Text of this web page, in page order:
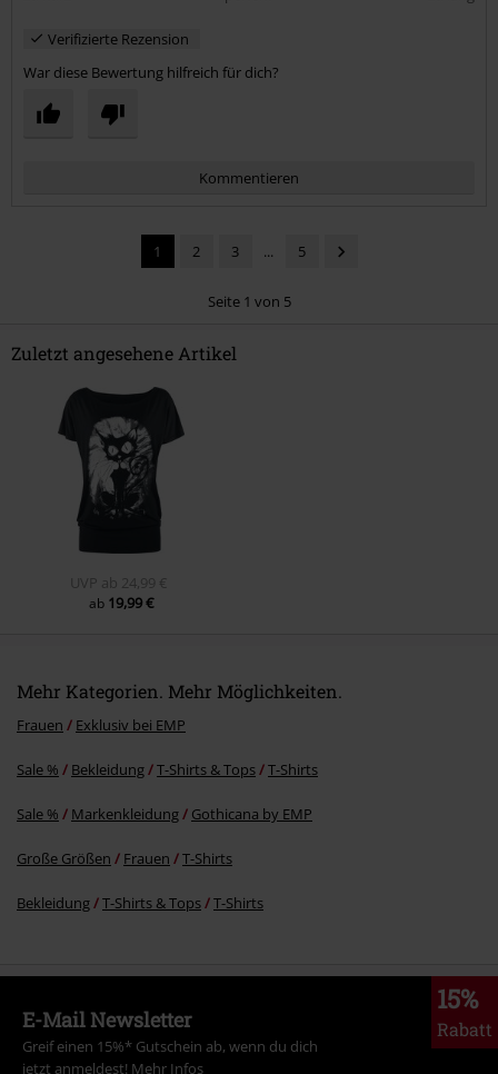
Verifizierte Rezension
War diese Bewertung hilfreich für dich?
Kommentieren
Kommentar jetzt abschicken!
1 2 3 ... 5
Seite 1 von 5
Zuletzt angesehene Artikel
UVP ab 24,99 €
ab 19,99 €
Mehr Kategorien. Mehr Möglichkeiten.
Frauen Exklusiv bei EMP
Sale % Bekleidung T-Shirts & Tops T-Shirts
Sale % Markenkleidung Gothicana by EMP
Große Größen Frauen T-Shirts
Bekleidung T-Shirts & Tops T-Shirts
15%
Rabatt
E-Mail Newsletter
Greif einen 15%* Gutschein ab, wenn du dich
jetzt anmeldest! Mehr Infos